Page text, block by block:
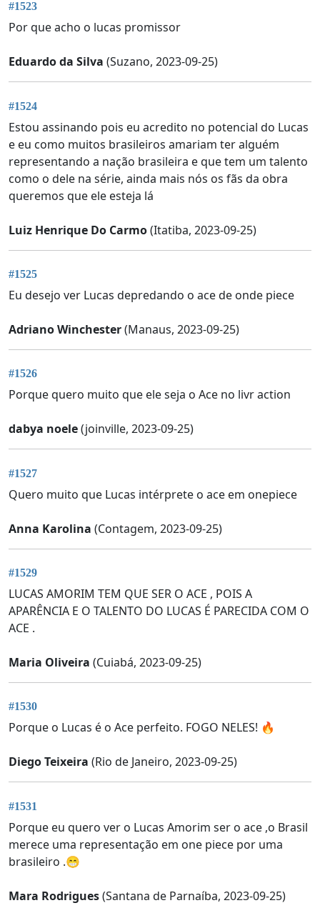
#1523
Por que acho o lucas promissor
Eduardo da Silva (Suzano, 2023-09-25)
#1524
Estou assinando pois eu acredito no potencial do Lucas
e eu como muitos brasileiros amariam ter alguém
representando a nação brasileira e que tem um talento
como o dele na série, ainda mais nós os fãs da obra
queremos que ele esteja lá
Luiz Henrique Do Carmo(Itatiba, 2023-09-25)
#1525
Eu desejo ver Lucas depredando o ace de onde piece
Adriano Winchester(Manaus, 2023-09-25)
#1526
Porque quero muito que ele seja o Ace no livr action
dabya noele(joinville, 2023-09-25)
#1527
Quero muito que Lucas intérprete o ace em onepiece
Anna Karolina (Contagem, 2023-09-25)
#1529
LUCAS AMORIM TEM QUE SER O ACE , POIS A
APARÊNCIA E O TALENTO DO LUCAS É PARECIDA COM O
ACE .
Maria Oliveira (Cuiabá, 2023-09-25)
#1530
Porque o Lucas é o Ace perfeito. FOGO NELES! 🔥
Diego Teixeira (Rio de Janeiro, 2023-09-25)
#1531
Porque eu quero ver o Lucas Amorim ser o ace ,o Brasil
merece uma representação em one piece por uma
brasileiro .😁
Mara Rodrigues(Santana de Parnaíba, 2023-09-25)